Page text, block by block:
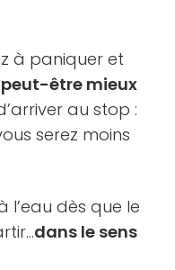
à paniquer et
être mieux
au stop :
serez moins
l’eau dès que le
dans le sens